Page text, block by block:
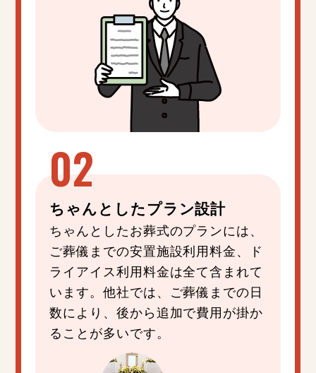
ちゃんと したプラン設計
ちゃんとしたお葬式のプランには、
ご葬儀までの安置施設利用料金、ド
ライアイス利用料金は全て含まれて
います。他社では、ご葬儀までの日
数により、後から追加で費用が掛か
ることが多いです。